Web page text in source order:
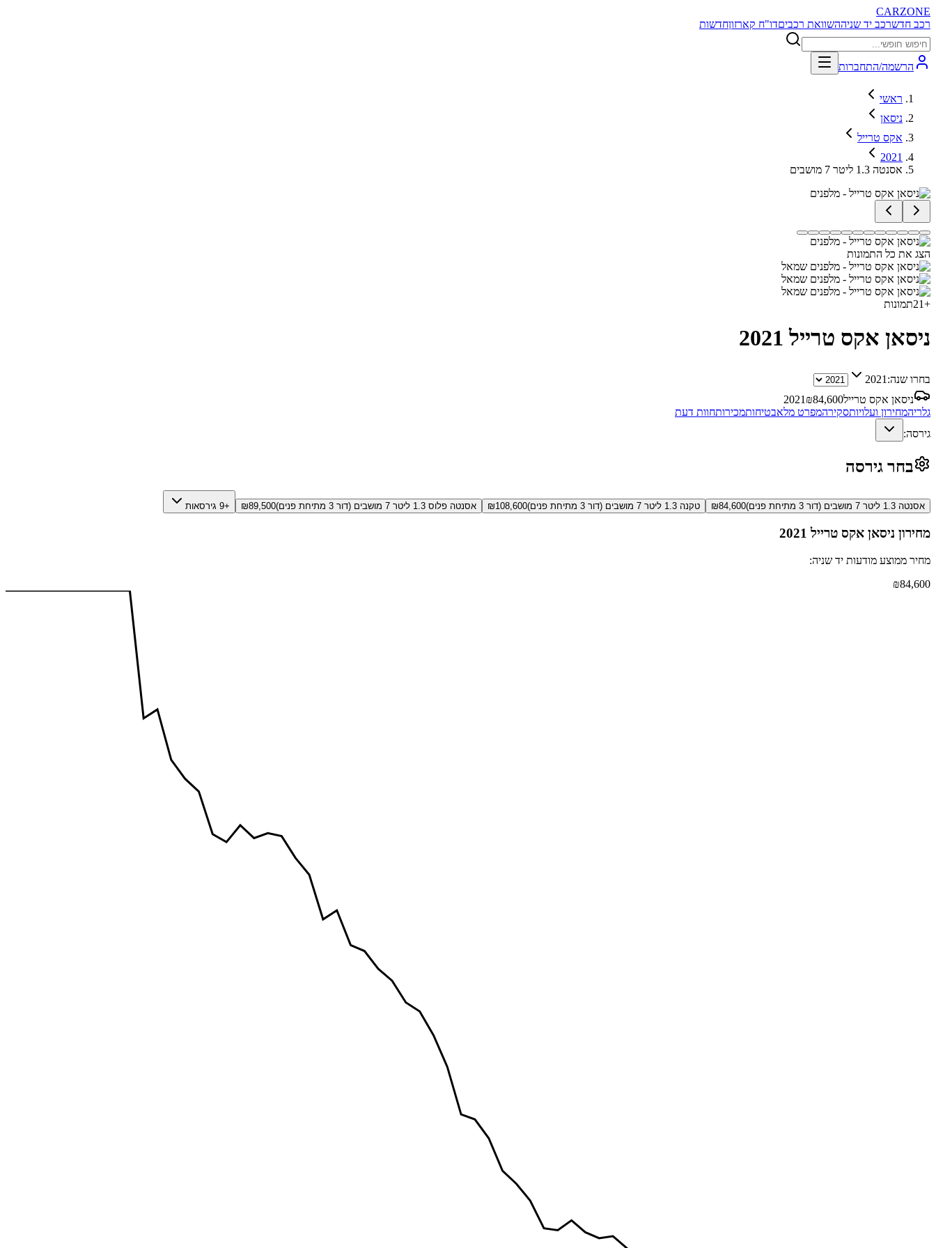
CARZONE
רכב חדשרכב יד שניההשוואת רכביםדו"ח קארזוןחדשות
הרשמה/התחברות
ראשי
ניסאן
אקס טרייל
2021
אסנטה 1.3 ליטר 7 מושבים
הצג את כל התמונות
+
21תמונות
ניסאן אקס טרייל 2021
בחרו שנה: 2021
ניסאן אקס טרייל
2021 ₪84,600
גלריהמחירון ועלויותסקירהמפרט מלאבטיחותמכירותחוות דעת
גירסה:
בחר גירסה
אסנטה 1.3 ליטר 7 מושבים (דור 3 מתיחת פנים) ₪84,600 טקנה 1.3 ליטר 7 מושבים (דור 3 מתיחת פנים) ₪108,600 אסנטה פלוס 1.3 ליטר 7 מושבים (דור 3 מתיחת פנים) ₪89,500 +9 גירסאות
מחירון ניסאן אקס טרייל 2021
מחיר ממוצע מודעות יד שניה:
₪84,600